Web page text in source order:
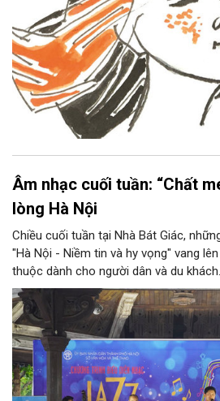
Âm nhạc cuối tuần: “Chất
lòng Hà Nội
Chiều cuối tuần tại Nhà Bát Giác,
"Hà Nội - Niềm tin và hy vọng" vang
thuộc dành cho người dân và du
điệu jazz kinh điển của thế giới lần
diễn của NSƯT Quyền Văn Minh và
Club, mở ra một không gian âm nhạc
trung tâm Thủ đô.